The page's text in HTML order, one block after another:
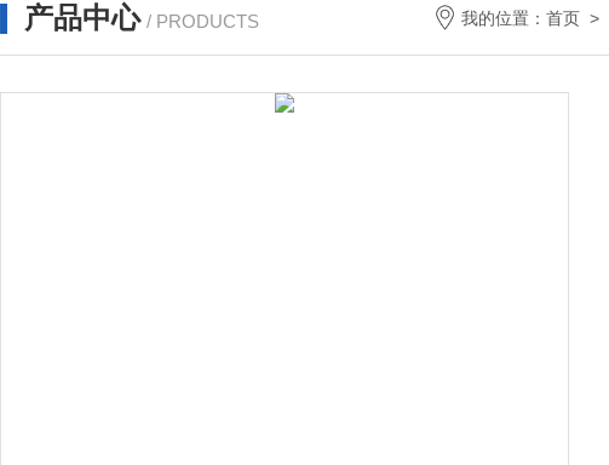
产品中心 / PRODUCTS 我的位置： 首页 >